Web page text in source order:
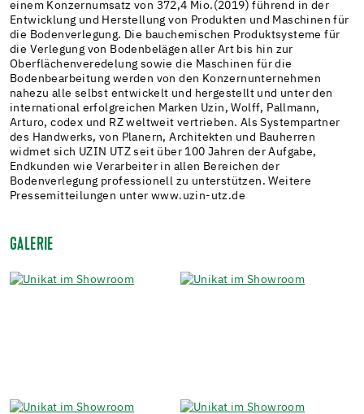
einem Konzernumsatz von 372,4 Mio.(2019) führend in der
Entwicklung und Herstellung von Produkten und Maschinen für
die Bodenverlegung. Die bauchemischen Produktsysteme für
die Verlegung von Bodenbelägen aller Art bis hin zur
Oberflächenveredelung sowie die Maschinen für die
Bodenbearbeitung werden von den Konzernunternehmen
nahezu alle selbst entwickelt und hergestellt und unter den
international erfolgreichen Marken Uzin, Wolff, Pallmann,
Arturo, codex und RZ weltweit vertrieben. Als Systempartner
des Handwerks, von Planern, Architekten und Bauherren
widmet sich UZIN UTZ seit über 100 Jahren der Aufgabe,
Endkunden wie Verarbeiter in allen Bereichen der
Bodenverlegung professionell zu unterstützen. Weitere
Pressemitteilungen unter www.uzin-utz.de
GALERIE